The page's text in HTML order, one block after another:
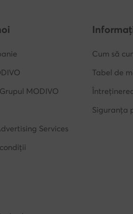
MODIVO
Services
Cum să
Tabel de
Siguranța